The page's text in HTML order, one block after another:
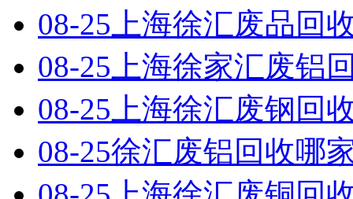
08-25 上海徐汇废品回
08-25 上海徐家汇废铝
08-25 上海徐汇废钢回
08-25徐汇废铝回收哪